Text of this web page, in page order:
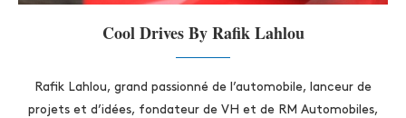
Cool Drives By Rafik Lahlou
Rafik Lahlou, grand passionné de l’automobile, lanceur de
projets et d’idées, fondateur de VH et de RM Automobiles,